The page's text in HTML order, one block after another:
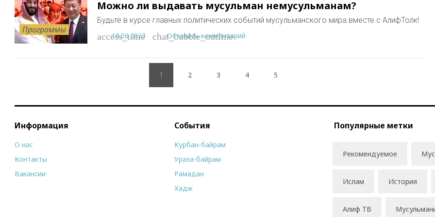
Программы
Можно ли выдавать мусульман немусульманам?
Будьте в курсе главных политических событий мусульманского мира вместе с АлифТолк!
access_time
18.06.2023 chat_bubble_outline
Оставить комментарий
1 2 3 4 5
Информация
О нас
Контакты
Вакансии
События
Курбан-байрам
Ураза-байрам
Рамадан
Хадж
Популярные метки
Рекомендуемое
Ислам История
Алиф ТВ